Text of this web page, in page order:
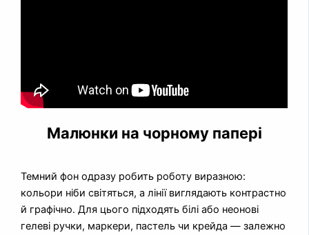
Малюнки на чорному папері
Темний фон одразу робить роботу виразною:
кольори ніби світяться, а лінії виглядають контрастно
й графічно. Для цього підходять білі або неонові
гелеві ручки, маркери, пастель чи крейда — залежно